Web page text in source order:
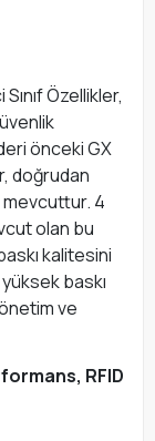
Özellikler,
önceki GX
doğrudan
mevcuttur. 4
olan bu
kalitesini
baskı
ve
RFID